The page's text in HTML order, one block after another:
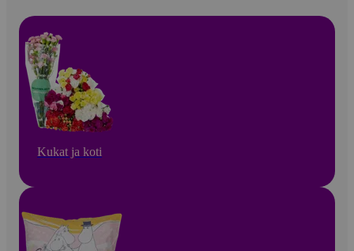
Kukat ja koti